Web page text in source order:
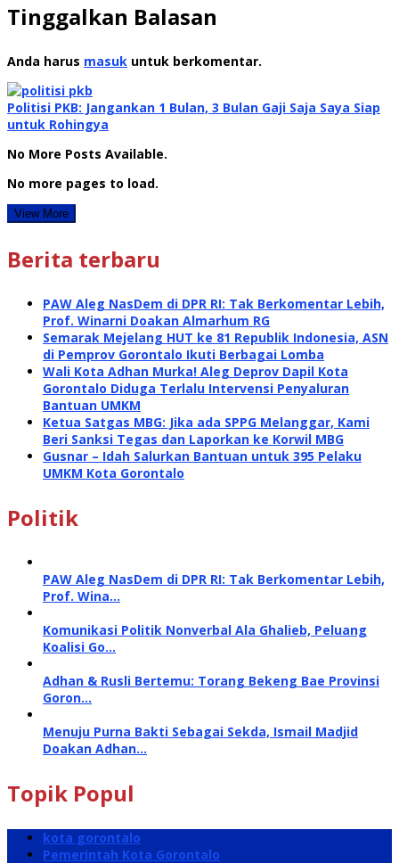
Tinggalkan Balasan
Anda harus masuk untuk berkomentar.
Politisi PKB: Jangankan 1 Bulan, 3 Bulan Gaji Saja Saya Siap
untuk Rohingya
No More Posts Available.
No more pages to load.
View More
Berita terbaru
PAW Aleg NasDem di DPR RI: Tak Berkomentar Lebih,
Prof. Winarni Doakan Almarhum RG
Semarak Mejelang HUT ke 81 Republik Indonesia, ASN
di Pemprov Gorontalo Ikuti Berbagai Lomba
Wali Kota Adhan Murka! Aleg Deprov Dapil Kota
Gorontalo Diduga Terlalu Intervensi Penyaluran
Bantuan UMKM
Ketua Satgas MBG: Jika ada SPPG Melanggar, Kami
Beri Sanksi Tegas dan Laporkan ke Korwil MBG
Gusnar – Idah Salurkan Bantuan untuk 395 Pelaku
UMKM Kota Gorontalo
Politik
PAW Aleg NasDem di DPR RI: Tak Berkomentar Lebih,
Prof. Wina…
Komunikasi Politik Nonverbal Ala Ghalieb, Peluang
Koalisi Go…
Adhan & Rusli Bertemu: Torang Bekeng Bae Provinsi
Goron…
Menuju Purna Bakti Sebagai Sekda, Ismail Madjid
Doakan Adhan…
Topik Popul
kota gorontalo
Pemerintah Kota Gorontalo